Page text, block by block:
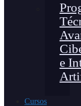
e
Cursos